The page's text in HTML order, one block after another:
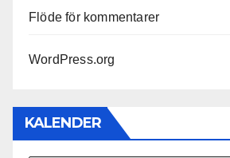
Flöde för kommentarer
WordPress.org
KALENDER